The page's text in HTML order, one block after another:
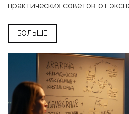
практических советов от
БОЛЬШЕ